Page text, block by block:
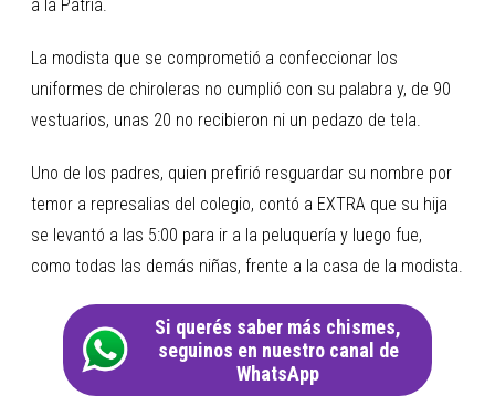
a la Patria.
La modista que se comprometió a confeccionar los
uniformes de chiroleras no cumplió con su palabra y, de 90
vestuarios, unas 20 no recibieron ni un pedazo de tela.
Uno de los padres, quien prefirió resguardar su nombre por
temor a represalias del colegio, contó a EXTRA que su hija
se levantó a las 5:00 para ir a la peluquería y luego fue,
como todas las demás niñas, frente a la casa de la modista.
Si querés saber más chismes,
seguinos en nuestro canal de
WhatsApp